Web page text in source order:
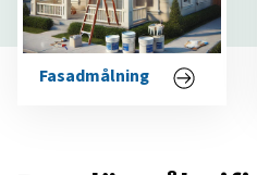
Fasadmålning